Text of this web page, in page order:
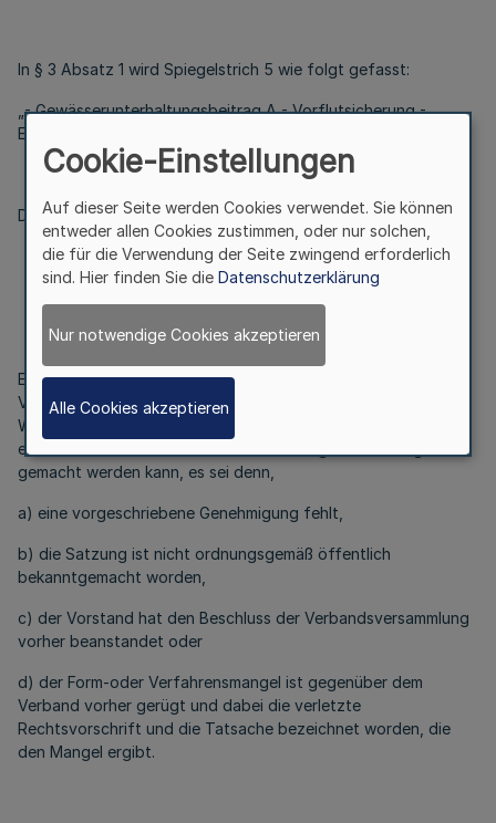
In § 3 Absatz 1 wird Spiegelstrich 5 wie folgt gefasst:
„- Gewässerunterhaltungsbeitrag A - Vorflutsicherung -
Erschwernisanteil Kontrollstellen -“.
Diese Satzung tritt mit Wirkung vom 1. Januar 2021 in Kraft.
Es wird darauf hingewiesen, dass eine Verletzung von
Verfahrens- und Formvorschriften des
Wupperverbandsgesetzes gegen die Satzung nach Ablauf
eines Jahres nach dieser Bekanntmachung nicht mehr geltend
gemacht werden kann, es sei denn,
a) eine vorgeschriebene Genehmigung fehlt,
b) die Satzung ist nicht ordnungsgemäß öffentlich
bekanntgemacht worden,
c) der Vorstand hat den Beschluss der Verbandsversammlung
vorher beanstandet oder
d) der Form-oder Verfahrensmangel ist gegenüber dem
Verband vorher gerügt und dabei die verletzte
Rechtsvorschrift und die Tatsache bezeichnet worden, die
den Mangel ergibt.
Cookie-Einstellungen
Auf dieser Seite werden Cookies verwendet. Sie können
entweder allen Cookies zustimmen, oder nur solchen,
die für die Verwendung der Seite zwingend erforderlich
sind. Hier finden Sie die Datenschutzerklärung
Nur notwendige Cookies akzeptieren
Alle Cookies akzeptieren